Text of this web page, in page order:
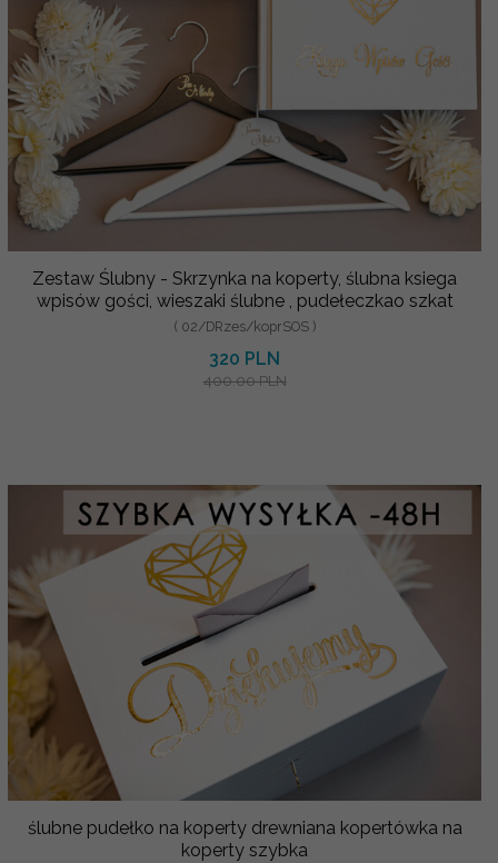
Zestaw Ślubny - Skrzynka na koperty, ślubna ksiega
wpisów gości, wieszaki ślubne , pudełeczkao szkat
( 02/DRzes/koprSOS )
320 PLN
400.00 PLN
ślubne pudełko na koperty drewniana kopertówka na
koperty szybka